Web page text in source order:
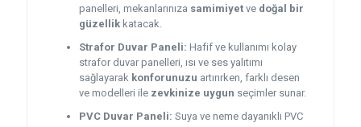
panelleri, mekanlarınıza samimiyetve doğal bir
güzellikkatacak.
Strafor Duvar Paneli: Hafif ve kullanımı kolay
strafor duvar panelleri, ısı ve ses yalıtımı
sağlayarak konforunuzu artırırken, farklı desen
ve modelleri ile zevkinize uygun seçimler sunar.
PVC Duvar Paneli: Suya ve neme dayanıklı PVC